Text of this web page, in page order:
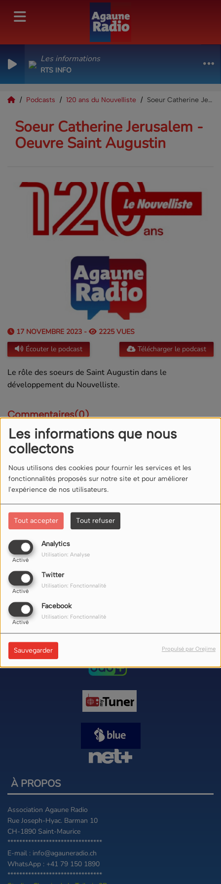
Les informations que nous
collectons
Nous utilisons des cookies pour fournir les services et les
fonctionnalités proposés sur notre site et pour améliorer
l'expérience de nos utilisateurs.
Tout accepter Tout refuser
Analytics
Activé
Utilisation: Analyse
Twitter
Activé
Utilisation: Fonctionnalité
Facebook
Activé
Utilisation: Fonctionnalité
Sauvegarder Propulsé par Orejime
Les informations
RTS INFO
Podcasts 120 ans du Nouvelliste Soeur Catherine Jerusalem - Oeuvre Saint Augustin
Soeur Catherine Jerusalem -
Oeuvre Saint Augustin
17 NOVEMBRE 2023 -
2225 VUES
Écouter le podcast
Télécharger le podcast
Le rôle des soeurs de Saint Augustin dans le
développement du Nouvelliste.
Commentaires(0)
Connectez-vous pour commenter cet article
SE CONNECTER
NOUS ÉCOUTER
Nos liens d'écoute (flux) sur internet ici
À PROPOS
Association Agaune Radio
Rue Joseph-Hyac. Barman 10
CH-1890 Saint-Maurice
********************************
E-mail : info@agauneradio.ch
WhatsApp : +41 79 150 1890
********************************